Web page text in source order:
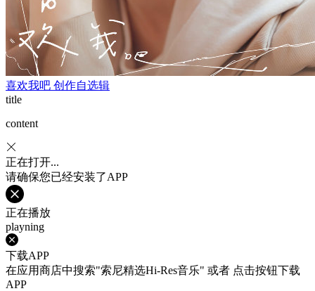
喜欢我吧 创作自选辑
title
content
正在打开...
请确保您已经安装了APP
正在播放
playning
下载APP
在应用商店中搜索"索尼精选Hi-Res音乐" 或者 点击按钮下载
APP